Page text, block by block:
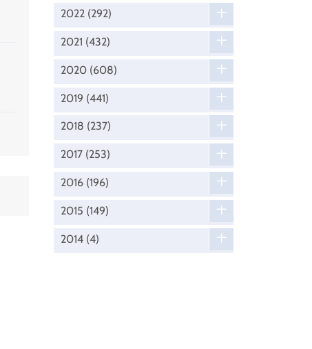
2022 (292)
2021 (432)
2020 (608)
2019 (441)
2018 (237)
2017 (253)
2016 (196)
2015 (149)
2014 (4)